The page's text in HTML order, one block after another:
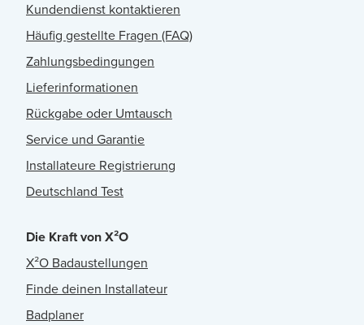
Kundendienst kontaktieren
Häufig gestellte Fragen (FAQ)
Zahlungsbedingungen
Lieferinformationen
Rückgabe oder Umtausch
Service und Garantie
Installateure Registrierung
Deutschland Test
Die Kraft von X²O
X²O Badaustellungen
Finde deinen Installateur
Badplaner